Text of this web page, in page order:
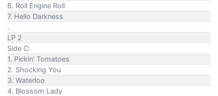
6. Roll Engine Roll
7. Hello Darkness
.
LP 2
Side C:
1. Pickin' Tomatoes
2. Shocking You
3. Waterloo
4. Blossom Lady